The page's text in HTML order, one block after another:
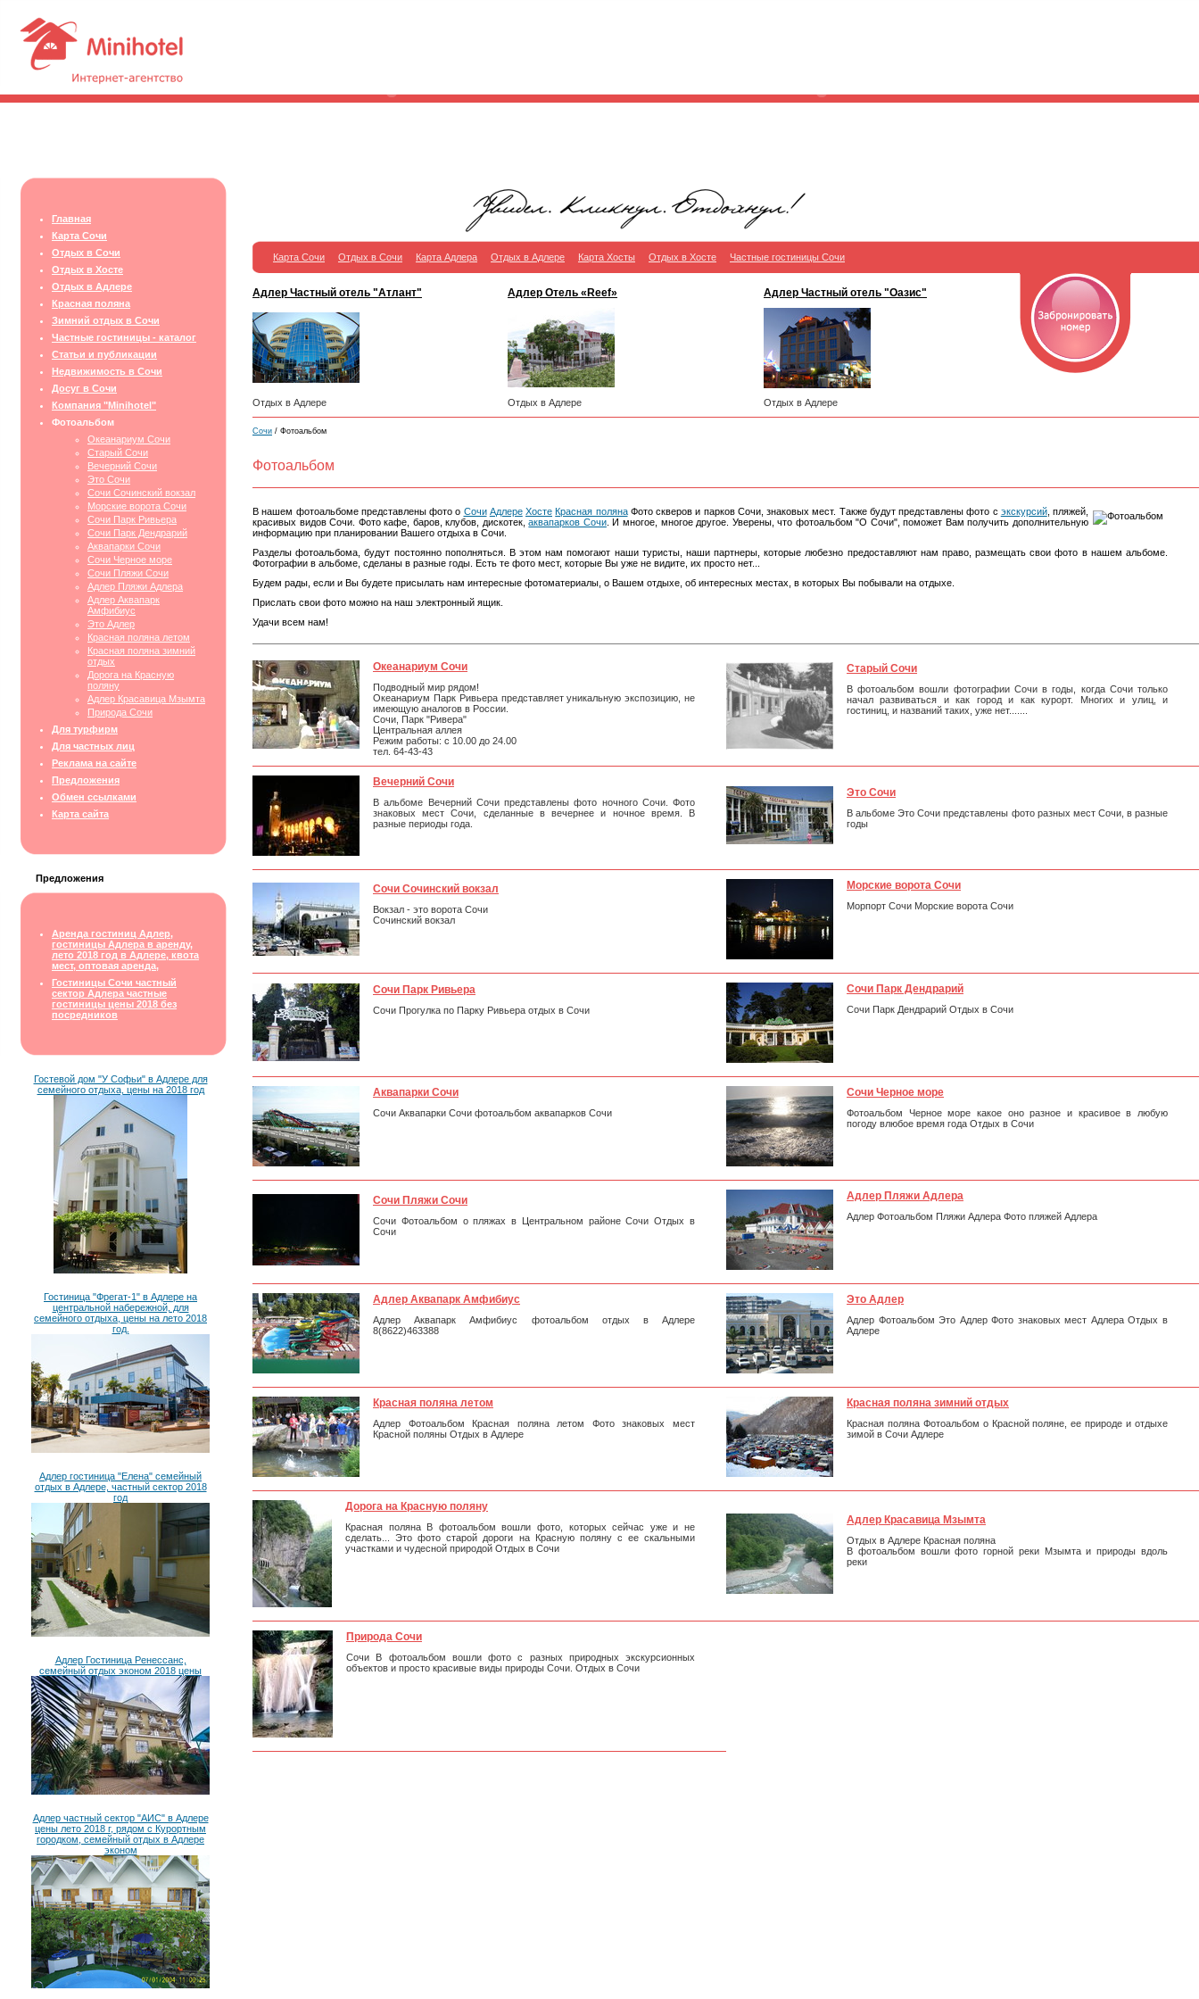
Главная
Карта Сочи
Отдых в Сочи
Отдых в Хосте
Отдых в Адлере
Красная поляна
Зимний отдых в Сочи
Частные гостиницы - каталог
Статьи и публикации
Недвижимость в Сочи
Досуг в Сочи
Компания "Minihotel"
Фотоальбом
Океанариум Сочи
Старый Сочи
Вечерний Сочи
Это Сочи
Сочи Сочинский вокзал
Морские ворота Сочи
Сочи Парк Ривьера
Сочи Парк Дендрарий
Аквапарки Сочи
Сочи Черное море
Сочи Пляжи Сочи
Адлер Пляжи Адлера
Адлер Аквапарк
Амфибиус
Это Адлер
Красная поляна летом
Красная поляна зимний
отдых
Дорога на Красную
поляну
Адлер Красавица Мзымта
Природа Сочи
Для турфирм
Для частных лиц
Реклама на сайте
Предложения
Обмен ссылками
Карта сайта
Предложения
Аренда гостиниц Адлер,
гостиницы Адлера в аренду,
лето 2018 год в Адлере, квота
мест, оптовая аренда,
Гостиницы Сочи частный
сектор Адлера частные
гостиницы цены 2018 без
посредников
Гостевой дом "У Софьи" в Адлере для
семейного отдыха, цены на 2018 год
Гостиница "Фрегат-1" в Адлере на
центральной набережной, для
семейного отдыха, цены на лето 2018
год.
Адлер гостиница "Елена" семейный
отдых в Адлере, частный сектор 2018
год
Адлер Гостиница Ренессанс,
семейный отдых эконом 2018 цены
Адлер частный сектор "АИС" в Адлере
цены лето 2018 г, рядом с Курортным
городком, семейный отдых в Адлере
эконом
Карта Сочи Отдых в Сочи Карта Адлера Отдых в Адлере Карта Хосты Отдых в Хосте Частные гостиницы Сочи
Адлер Частный отель "Атлант" Адлер Отель «Reef» Адлер Частный отель "Оазис"
Отдых в Адлере Отдых в Адлере Отдых в Адлере
Сочи / Фотоальбом
Фотоальбом
В нашем фотоальбоме представлены фото о Сочи Адлере Хосте Красная полянаФото скверов и парков Сочи, знаковых мест. Также будут представлены фото с экскурсий, пляжей,
красивых видов Сочи. Фото кафе, баров, клубов, дискотек,аквапарков Сочи. И многое, многое другое. Уверены, что фотоальбом "О Сочи", поможет Вам получить дополнительную
информацию при планировании Вашего отдыха в Сочи.
Разделы фотоальбома, будут постоянно пополняться. В этом нам помогают наши туристы, наши партнеры, которые любезно предоставляют нам право, размещать свои фото в нашем альбоме.
Фотографии в альбоме, сделаны в разные годы. Есть те фото мест, которые Вы уже не видите, их просто нет...
Будем рады, если и Вы будете присылать нам интересные фотоматериалы, о Вашем отдыхе, об интересных местах, в которых Вы побывали на отдыхе.
Прислать свои фото можно на наш электронный ящик.
Удачи всем нам!
Океанариум Сочи
Подводный мир рядом!
Океанариум Парк Ривьера представляет уникальную экспозицию, не
имеющую аналогов в России.
Сочи, Парк "Ривера"
Центральная аллея
Режим работы: с 10.00 до 24.00
тел. 64-43-43
Старый Сочи
В фотоальбом вошли фотографии Сочи в годы, когда Сочи только
начал развиваться и как город и как курорт. Многих и улиц, и
гостиниц, и названий таких, уже нет.......
Вечерний Сочи
В альбоме Вечерний Сочи представлены фото ночного Сочи. Фото
знаковых мест Сочи, сделанные в вечернее и ночное время. В
разные периоды года.
Это Сочи
В альбоме Это Сочи представлены фото разных мест Сочи, в разные
годы
Сочи Сочинский вокзал
Вокзал - это ворота Сочи
Сочинский вокзал
Морские ворота Сочи
Морпорт Сочи Морские ворота Сочи
Сочи Парк Ривьера
Сочи Прогулка по Парку Ривьера отдых в Сочи
Сочи Парк Дендрарий
Сочи Парк Дендрарий Отдых в Сочи
Аквапарки Сочи
Сочи Аквапарки Сочи фотоальбом аквапарков Сочи
Сочи Черное море
Фотоальбом Черное море какое оно разное и красивое в любую
погоду влюбое время года Отдых в Сочи
Сочи Пляжи Сочи
Сочи Фотоальбом о пляжах в Центральном районе Сочи Отдых в
Сочи
Адлер Пляжи Адлера
Адлер Фотоальбом Пляжи Адлера Фото пляжей Адлера
Адлер Аквапарк Амфибиус
Адлер Аквапарк Амфибиус фотоальбом отдых в Адлере
8(8622)463388
Это Адлер
Адлер Фотоальбом Это Адлер Фото знаковых мест Адлера Отдых в
Адлере
Красная поляна летом
Адлер Фотоальбом Красная поляна летом Фото знаковых мест
Красной поляны Отдых в Адлере
Красная поляна зимний отдых
Красная поляна Фотоальбом о Красной поляне, ее природе и отдыхе
зимой в Сочи Адлере
Дорога на Красную поляну
Красная поляна В фотоальбом вошли фото, которых сейчас уже и не
сделать... Это фото старой дороги на Красную поляну с ее скальными
участками и чудесной природой Отдых в Сочи
Адлер Красавица Мзымта
Отдых в Адлере Красная поляна
В фотоальбом вошли фото горной реки Мзымта и природы вдоль
реки
Природа Сочи
Сочи В фотоальбом вошли фото с разных природных экскурсионных
объектов и просто красивые виды природы Сочи. Отдых в Сочи